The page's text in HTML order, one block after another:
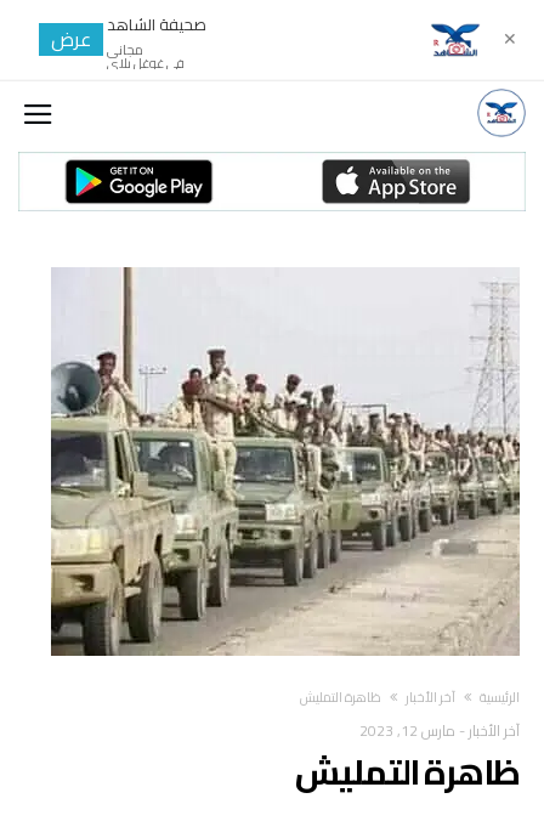
‫الرئيسية‬ آخر الأخبار ظاهرة التمليش
آخر الأخبار- مارس 12, 2023
ظاهرة التمليش
✕ صحيفة الشاهد
مجانى
في غوغل بلاي
عرض